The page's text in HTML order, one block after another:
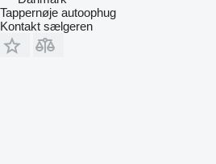
Tappernøje autoophug
Kontakt sælgeren